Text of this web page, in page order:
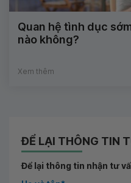
Quan hệ tình dục
nào không?
Xem thêm
ĐỂ LẠI THÔNG TIN
Để lại thông tin nhận tư